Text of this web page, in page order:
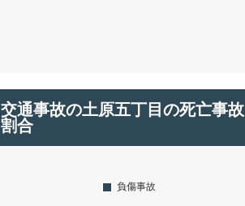
交通事故の土原五丁目の死亡事故
割合